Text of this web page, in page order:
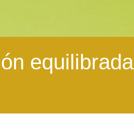
equilibrada